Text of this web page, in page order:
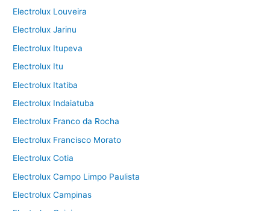
Electrolux Louveira
Electrolux Jarinu
Electrolux Itupeva
Electrolux Itu
Electrolux Itatiba
Electrolux Indaiatuba
Electrolux Franco da Rocha
Electrolux Francisco Morato
Electrolux Cotia
Electrolux Campo Limpo Paulista
Electrolux Campinas